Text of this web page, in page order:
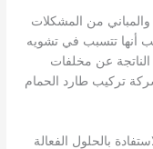
من المشكلات
أنها تتسبب في تشويه
الناتجة عن مخلفات
تركيب طارد الحمام
بالحلول الفعالة